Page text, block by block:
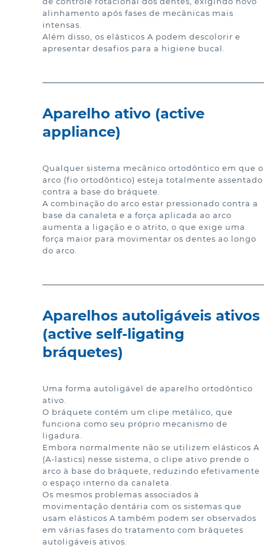
alinhamento após fases de mecânicas mais
intensas.
Além disso, os elásticos A podem descolorir e
apresentar desafios para a higiene bucal.
Aparelho ativo (active
appliance)
Qualquer sistema mecânico ortodôntico em que o
arco (fio ortodôntico) esteja totalmente assentado
contra a base do bráquete.
A combinação do arco estar pressionado contra a
base da canaleta e a força aplicada ao arco
aumenta a ligação e o atrito, o que exige uma
força maior para movimentar os dentes ao longo
do arco.
Aparelhos autoligáveis ativos
(active self-ligating
bráquetes)
Uma forma autoligável de aparelho ortodôntico
ativo.
O bráquete contém um clipe metálico, que
funciona como seu próprio mecanismo de
ligadura.
Embora normalmente não se utilizem elásticos A
(A-lastics) nesse sistema, o clipe ativo prende o
arco à base do bráquete, reduzindo efetivamente
o espaço interno da canaleta.
Os mesmos problemas associados à
movimentação dentária com os sistemas que
usam elásticos A também podem ser observados
em várias fases do tratamento com bráquetes
autoligáveis ativos.